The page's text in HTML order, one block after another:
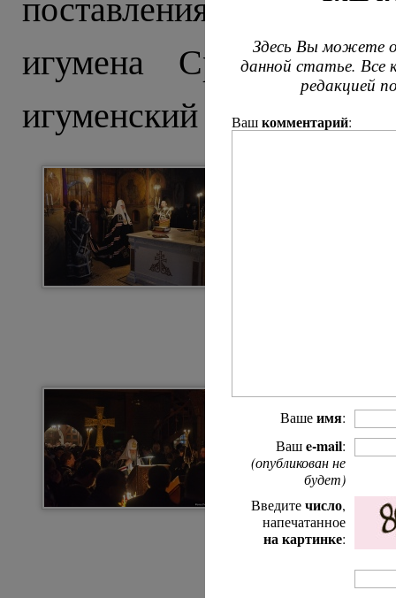
игумена
игуменский посох.
Здесь Вы можете
данной статье. Все
редакцией
Вашкомментарий:
Вашеимя:
Вашe-mail:
(опубликован не
будет)
Введитечисло,
напечатанное
на картинке: